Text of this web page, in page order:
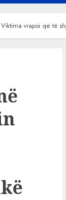
vrapoi që të